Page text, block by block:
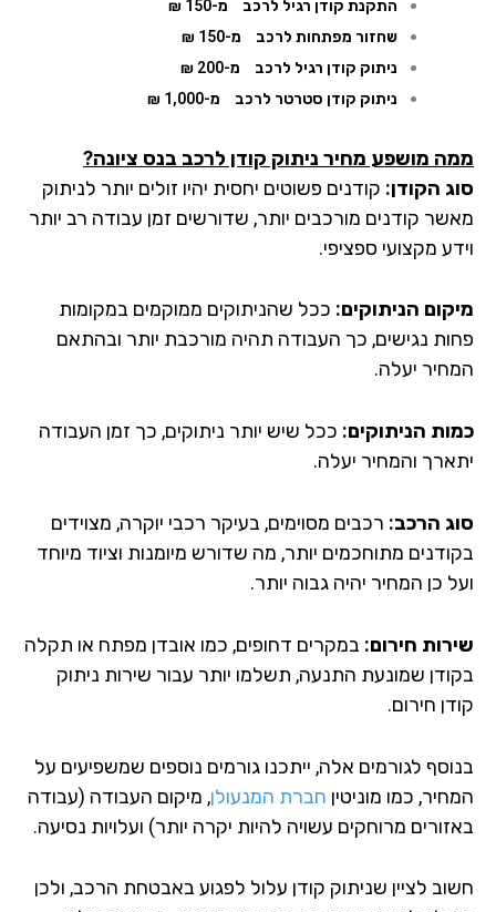
התקנת קודן רגיל לרכב
מ-150 ₪
שחזור מפתחות לרכב
מ-150 ₪
ניתוק קודן רגיל לרכב
מ-200 ₪
ניתוק קודן סטרטר לרכב
מ-1,000 ₪
מושפע מחיר ניתוק קודן לרכב בנס ציונה?
הקודן:קודנים פשוטים יחסית יהיו זולים יותר לניתוק
קודנים מורכבים יותר, שדורשים זמן עבודה רב יותר
מקצועי ספציפי.
הניתוקים:ככל שהניתוקים ממוקמים במקומות
נגישים, כך העבודה תהיה מורכבת יותר ובהתאם
יעלה.
הניתוקים:ככל שיש יותר ניתוקים, כך זמן העבודה
והמחיר יעלה.
הרכב:רכבים מסוימים, בעיקר רכבי יוקרה, מצוידים
מתוחכמים יותר, מה שדורש מיומנות וציוד מיוחד
כן המחיר יהיה גבוה יותר.
חירום:במקרים דחופים, כמו אובדן מפתח או תקלה
שמונעת התנעה, תשלמו יותר עבור שירות ניתוק
חירום.
לגורמים אלה, ייתכנו גורמים נוספים שמשפיעים על
כמו מוניטיןחברת המנעולן, מיקום העבודה (עבודה
מרוחקים עשויה להיות יקרה יותר) ועלויות נסיעה.
לציין שניתוק קודן עלול לפגוע באבטחת הרכב, ולכן